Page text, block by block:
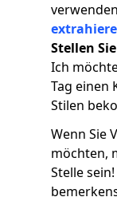
Stellen
Ich
Tag einen
Stilen
Wenn Sie
möchten,
Stelle